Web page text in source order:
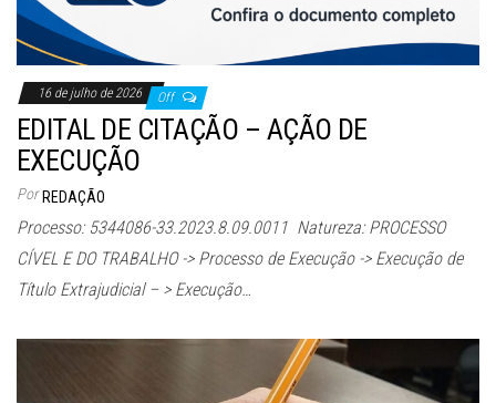
16 de julho de 2026 Off
EDITAL DE CITAÇÃO – AÇÃO DE
EXECUÇÃO
Por REDAÇÃO
Processo: 5344086-33.2023.8.09.0011 Natureza: PROCESSO
CÍVEL E DO TRABALHO -> Processo de Execução -> Execução de
Título Extrajudicial – > Execução…